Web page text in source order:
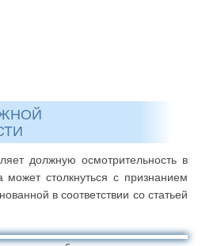
должную осмотрительность в
может столкнуться с признанием
в соответствии со статьей